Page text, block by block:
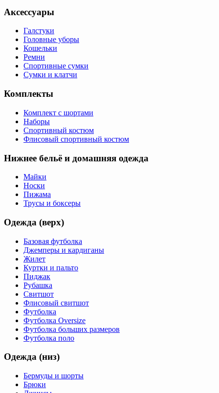
Аксессуары
Галстуки
Головные уборы
Кошельки
Ремни
Спортивные сумки
Сумки и клатчи
Комплекты
Комплект с шортами
Наборы
Спортивный костюм
Флисовый спортивный костюм
Нижнее бельё и домашняя одежда
Майки
Носки
Пижама
Трусы и боксеры
Одежда (верх)
Базовая футболка
Джемперы и кардиганы
Жилет
Куртки и пальто
Пиджак
Рубашка
Свитшот
Флисовый свитшот
Футболка
Футболка Oversize
Футболка больших размеров
Футболка поло
Одежда (низ)
Бермуды и шорты
Брюки